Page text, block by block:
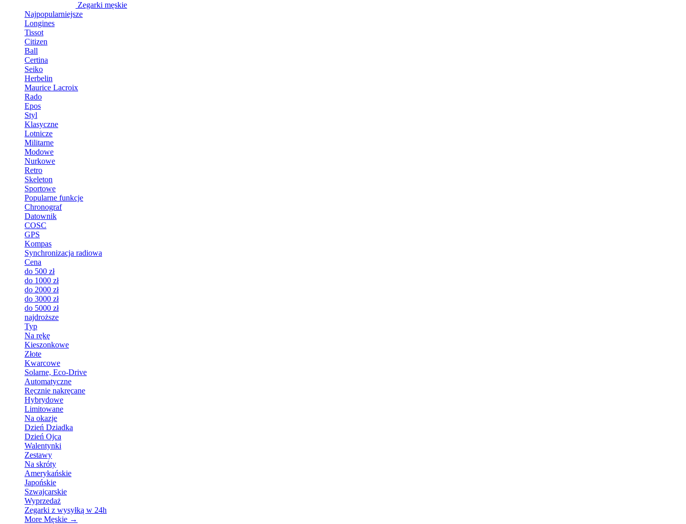
Zegarki męskie
Najpopularniejsze
Longines
Tissot
Citizen
Ball
Certina
Seiko
Herbelin
Maurice Lacroix
Rado
Epos
Styl
Klasyczne
Lotnicze
Militarne
Modowe
Nurkowe
Retro
Skeleton
Sportowe
Popularne funkcje
Chronograf
Datownik
COSC
GPS
Kompas
Synchronizacja radiowa
Cena
do 500 zł
do 1000 zł
do 2000 zł
do 3000 zł
do 5000 zł
najdroższe
Typ
Na rękę
Kieszonkowe
Złote
Kwarcowe
Solarne, Eco-Drive
Automatyczne
Ręcznie nakręcane
Hybrydowe
Limitowane
Na okazje
Dzień Dziadka
Dzień Ojca
Walentynki
Zestawy
Na skróty
Amerykańskie
Japońskie
Szwajcarskie
Wyprzedaż
Zegarki z wysyłką w 24h
More Męskie →